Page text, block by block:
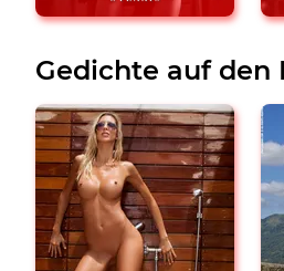
Gedichte auf den